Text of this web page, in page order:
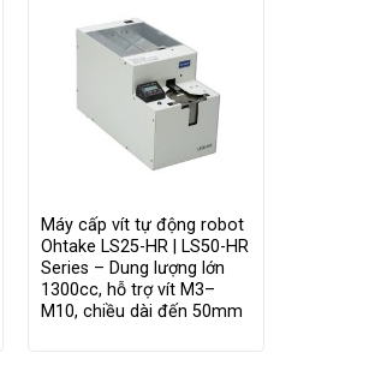
Máy cấp vít tự động robot
Ohtake LS25-HR | LS50-HR
Series – Dung lượng lớn
1300cc, hỗ trợ vít M3–
M10, chiều dài đến 50mm